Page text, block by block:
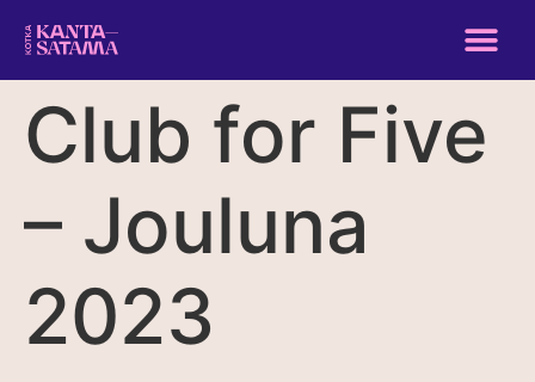
Club for Five
– Jouluna
2023